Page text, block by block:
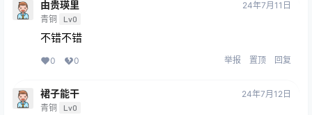
由贵瑛里
青铜 Lv0
24年7月11日
不错不错
0 0 举报 置顶 回复
裙子能干
青铜 Lv0
24年7月12日